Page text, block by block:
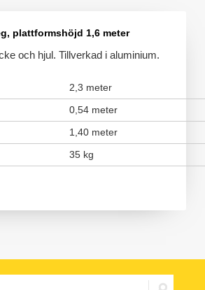
plattformshöjd 1,6 meter
och hjul. Tillverkad i aluminium.
2,3 meter
0,54 meter
1,40 meter
35 kg